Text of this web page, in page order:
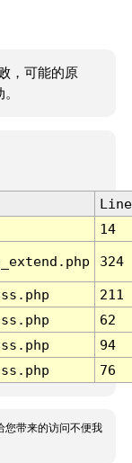
，可能的原
Line
14
324
211
62
94
76
您带来的访问不便我